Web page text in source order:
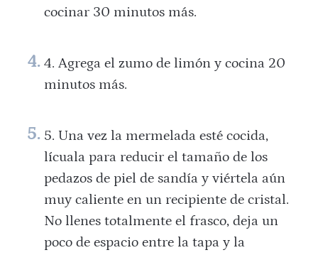
cocinar 30 minutos más.
Agrega el zumo de limón y cocina 20
minutos más.
Una vez la mermelada esté cocida,
lícuala para reducir el tamaño de los
pedazos de piel de sandía y viértela aún
muy caliente en un recipiente de cristal.
No llenes totalmente el frasco, deja un
poco de espacio entre la tapa y la